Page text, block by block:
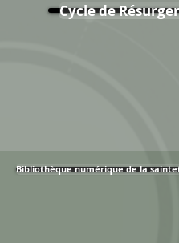
Cycle de
Bibliothèque numérique de la